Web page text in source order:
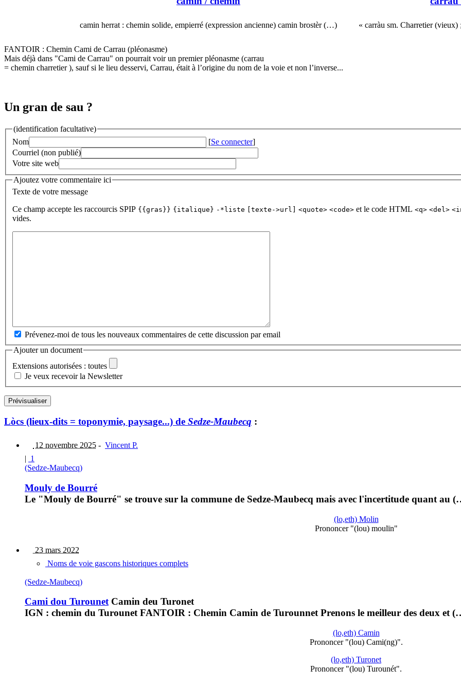
camin herrat : chemin solide, empierré (expression ancienne) camin brostèr (…) « carràu sm. Charretier
FANTOIR : Chemin Cami de Carrau (pléonasme)
Mais déjà dans "Cami de Carrau" on pourrait voir un premier pléonasme (carrau
= chemin charretier ), sauf si le lieu desservi, Carrau, était à l’origine du nom de la voie et non l’inverse...
Un gran de sau ?
(identification facultative)
Nom
[Se connecter]
Courriel (non publié)
Votre site web
Ajoutez votre commentaire ici
Texte de votre message
Ce champ accepte les raccourcis SPIP {{gras}} {italique} -*liste [texte->url] <quote> <code> et le code HTML <q> <del>
vides.
Prévenez-moi de tous les nouveaux commentaires de cette discussion par email
Ajouter un document
Extensions autorisées : toutes
Je veux recevoir la Newsletter
Lòcs (lieux-dits = toponymie, paysage...) de Sedze-Maubecq :
12 novembre 2025 - Vincent P.
| 1
(Sedze-Maubecq)
Mouly de Bourré
Le "Mouly de Bourré" se trouve sur la commune de Sedze-Maubecq mais avec l'incertitude quant au
(lo,eth) Molin
Prononcer "(lou) moulïn"
23 mars 2022
Noms de voie gascons historiques complets
(Sedze-Maubecq)
Cami dou TurounetCamin deu Turonet
IGN : chemin du Turounet FANTOIR : Chemin Camin de Turounnet Prenons le meilleur des deux et
(lo,eth) Camin
Prononcer "(lou) Cami(ng)".
(lo,eth) Turonet
Prononcer "(lou) Turounét".